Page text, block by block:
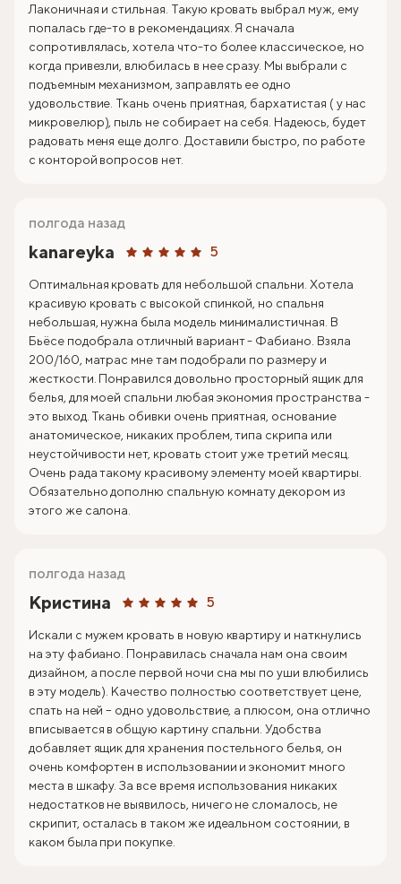
Лаконичная и стильная. Такую кровать выбрал муж, ему
попалась где-то в рекомендациях. Я сначала
сопротивлялась, хотела что-то более классическое, но
когда привезли, влюбилась в нее сразу. Мы выбрали с
подъемным механизмом, заправлять ее одно
удовольствие. Ткань очень приятная, бархатистая ( у нас
микровелюр), пыль не собирает на себя. Надеюсь, будет
радовать меня еще долго. Доставили быстро, по работе
с конторой вопросов нет.
kanareyka 5
полгода назад
Оптимальная кровать для небольшой спальни. Хотела
красивую кровать с высокой спинкой, но спальня
небольшая, нужна была модель минималистичная. В
Бьёсе подобрала отличный вариант - Фабиано. Взяла
200/160, матрас мне там подобрали по размеру и
жесткости. Понравился довольно просторный ящик для
белья, для моей спальни любая экономия пространства -
это выход. Ткань обивки очень приятная, основание
анатомическое, никаких проблем, типа скрипа или
неустойчивости нет, кровать стоит уже третий месяц.
Очень рада такому красивому элементу моей квартиры.
Обязательно дополню спальную комнату декором из
этого же салона.
Кристина 5
полгода назад
Искали с мужем кровать в новую квартиру и наткнулись
на эту фабиано. Понравилась сначала нам она своим
дизайном, а после первой ночи сна мы по уши влюбились
в эту модель). Качество полностью соответствует цене,
спать на ней – одно удовольствие, а плюсом, она отлично
вписывается в общую картину спальни. Удобства
добавляет ящик для хранения постельного белья, он
очень комфортен в использовании и экономит много
места в шкафу. За все время использования никаких
недостатков не выявилось, ничего не сломалось, не
скрипит, осталась в таком же идеальном состоянии, в
каком была при покупке.